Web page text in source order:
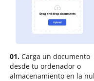
01. Carga un documento
desde tu ordenador o
almacenamiento en la